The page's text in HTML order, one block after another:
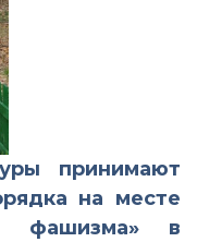
принимают
на месте
фашизма» в